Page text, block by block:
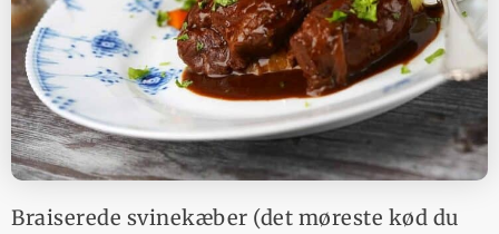
Braiserede svinekæber (det møreste kød du